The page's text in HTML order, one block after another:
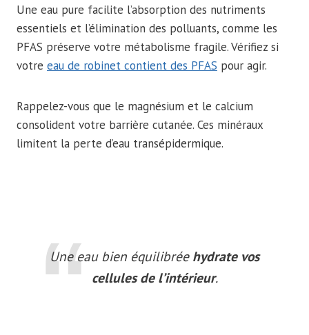
Une eau pure facilite l’absorption des nutriments
essentiels et l’élimination des polluants, comme les
PFAS préserve votre métabolisme fragile. Vérifiez si
votre eau de robinet contient des PFAS pour agir.
Rappelez-vous que le magnésium et le calcium
consolident votre barrière cutanée. Ces minéraux
limitent la perte d’eau transépidermique.
Une eau bien équilibrée hydrate vos
cellules de l’intérieur.